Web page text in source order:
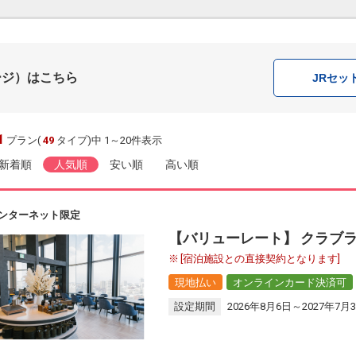
）はこちら JRセッ
プラン( 49 タイプ)中 1～20件表示
着順 人気順 安い順 高い順
ターネット限定
【バリューレート】 クラブ
[宿泊施設との直接契約となります]
現地払い
オンラインカード決済可
設定期間
2026年8月6日～2027年7月